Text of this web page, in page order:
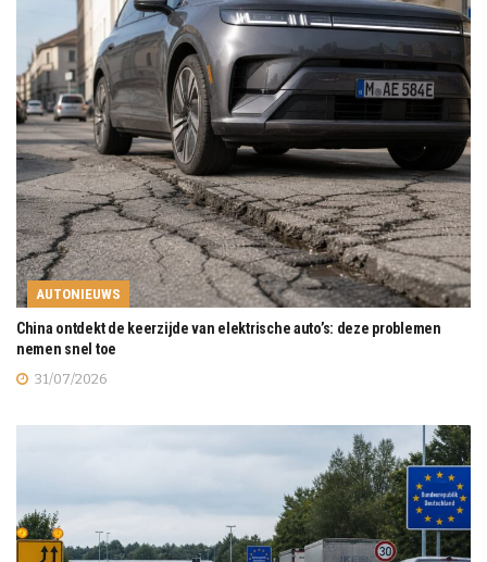
AUTONIEUWS
China ontdekt de keerzijde van elektrische auto’s: deze problemen
nemen snel toe
31/07/2026